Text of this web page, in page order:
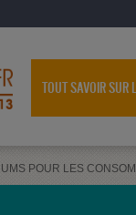
TOUT SAVOIR SUR
POUR LES